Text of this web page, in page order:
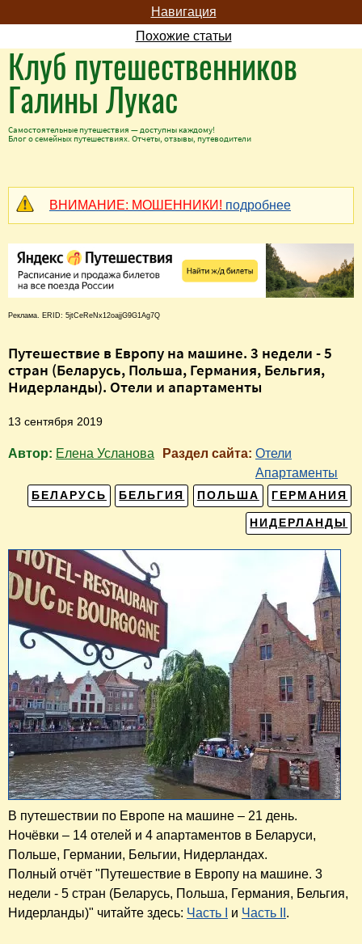
Навигация
Похожие статьи
Клуб путешественников
Галины Лукас
Самостоятельные путешествия — доступны каждому!
Блог о семейных путешествиях. Отчеты, отзывы, путеводители
ВНИМАНИЕ: МОШЕННИКИ! подробнее
Реклама. ERID: 5jtCeReNx12oajjG9G1Ag7Q
Путешествие в Европу на машине. 3 недели - 5
стран (Беларусь, Польша, Германия, Бельгия,
Нидерланды). Отели и апартаменты
13 сентября 2019
Автор: Елена Усланова Раздел сайта: Отели
Апартаменты
ГЕРМАНИЯ
ПОЛЬША
БЕЛЬГИЯ
БЕЛАРУСЬ
НИДЕРЛАНДЫ
В путешествии по Европе на машине – 21 день.
Ночёвки – 14 отелей и 4 апартаментов в Беларуси,
Польше, Германии, Бельгии, Нидерландах.
Полный отчёт "Путешествие в Европу на машине. 3
недели - 5 стран (Беларусь, Польша, Германия, Бельгия,
Нидерланды)" читайте здесь: Часть I и Часть II .